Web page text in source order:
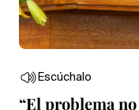
Escúchalo
“El problema